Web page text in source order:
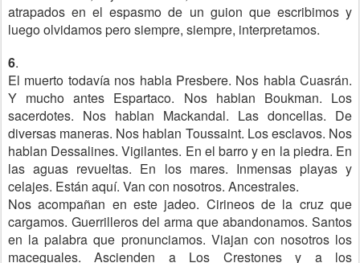
atrapados en el espasmo de un guion que escribimos y
luego olvidamos pero siempre, siempre, interpretamos.
6.
El muerto todavía nos habla Presbere. Nos habla Cuasrán.
Y mucho antes Espartaco. Nos hablan Boukman. Los
sacerdotes. Nos hablan Mackandal. Las doncellas. De
diversas maneras. Nos hablan Toussaint. Los esclavos. Nos
hablan Dessalines. Vigilantes. En el barro y en la piedra. En
las aguas revueltas. En los mares. Inmensas playas y
celajes. Están aquí. Van con nosotros. Ancestrales.
Nos acompañan en este jadeo. Cirineos de la cruz que
cargamos. Guerrilleros del arma que abandonamos. Santos
en la palabra que pronunciamos. Viajan con nosotros los
maceguales. Ascienden a Los Crestones y a los